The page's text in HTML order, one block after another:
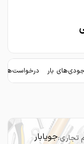
بار
تجاری:جویابار